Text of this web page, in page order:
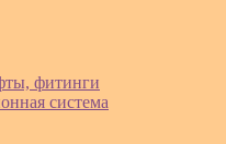
фитинги
система